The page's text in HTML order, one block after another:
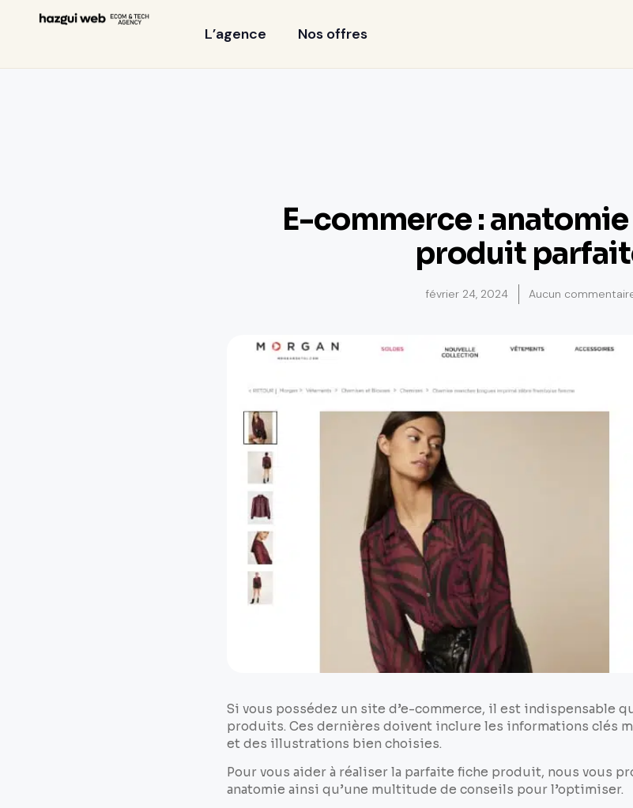
L’agence Nos offres
E-commerce :
produit
février 24, 2024 Aucun
Si vous possédez un site d’e-commerce, il est indispensable
produits. Ces dernières doivent inclure les informations clés
et des illustrations bien choisies.
Pour vous aider à réaliser la parfaite fiche produit, nous vous
anatomie ainsi qu’une multitude de conseils pour l’optimiser.